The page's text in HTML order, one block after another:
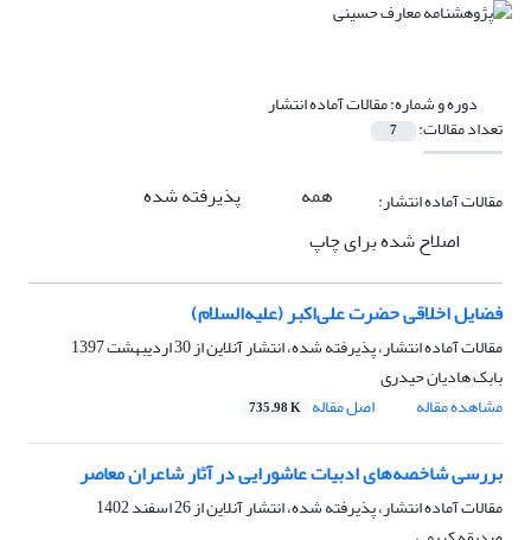
دوره و شماره:مقالات آماده انتشار
تعداد مقالات: 7
مقالات آماده انتشار: همه
پذیرفته شده
اصلاح شده برای چاپ
فضایل اخلاقی حضرت علی‌اکبر (علیه‌السلام)
مقالات آماده انتشار، پذیرفته شده، انتشار آنلاین از30 اردیبهشت 1397
بابک هادیان حیدری
مشاهده مقاله
اصل مقاله 735.98 K
بررسی شاخصه‌های ادبیات عاشورایی در آثار شاعران معاصر
مقالات آماده انتشار، پذیرفته شده، انتشار آنلاین از26 اسفند 1402